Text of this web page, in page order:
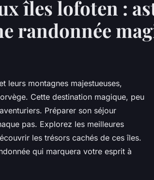
îles lofoten :
randonnée
leurs montagnes majestueuses,
Cette destination magique, peu
Préparer son séjour
pas. Explorez les meilleures
les trésors cachés de ces îles.
qui marquera votre esprit à